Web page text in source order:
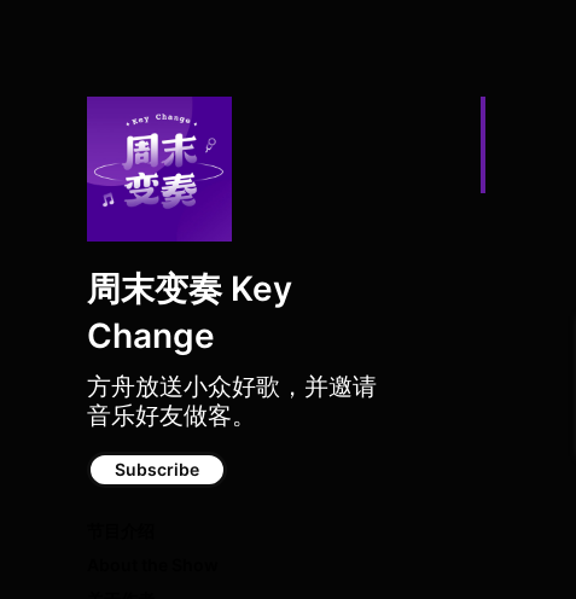
周末变奏 Key
Change
方舟放送小众好歌，并邀请
音乐好友做客。
Subscribe